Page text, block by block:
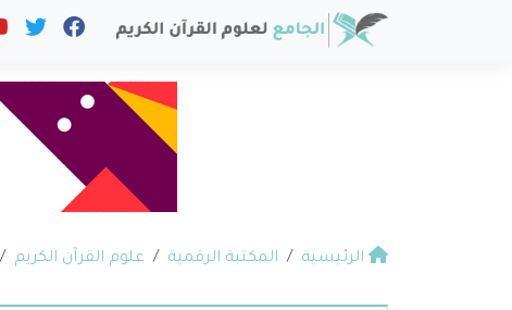
الرئيسية المكتبة الرقمية علوم القرآن الكريم